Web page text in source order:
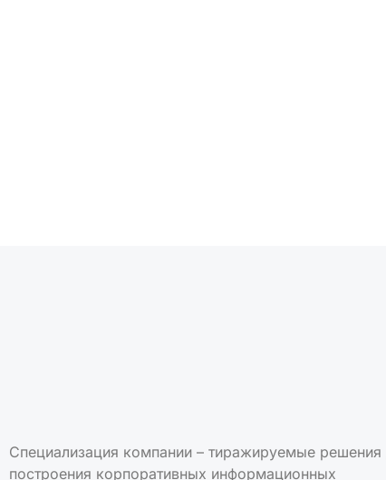
Специализация компании – тиражируемые решения
построения корпоративных информационных